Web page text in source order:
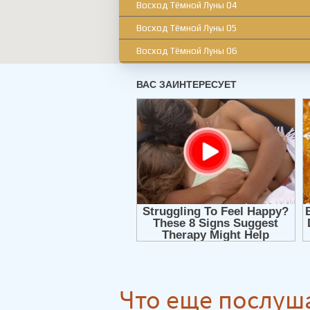
Восход Тёмной Луны 04
Восход Тёмной Луны 05
Восход Тёмной Луны 06
Восход Тёмной Луны 08
Восход Тёмной Луны 09
Восход Тёмной Луны 10
Восход Тёмной Луны 11
Восход Тёмной Луны 12
Восход Тёмной Луны 13
Восход Тёмной Луны 14
Восход Тёмной Луны 17
Что еще